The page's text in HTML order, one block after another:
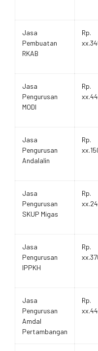
Jasa
Pembuatan
RKAB
Rp.
Jasa
Pengurusan
MODI
Rp.
Jasa
Pengurusan
Andalalin
Rp.
Jasa
Pengurusan
SKUP Migas
Rp.
Jasa
Pengurusan
IPPKH
Rp.
Jasa
Pengurusan
Amdal
Pertambangan
Rp.